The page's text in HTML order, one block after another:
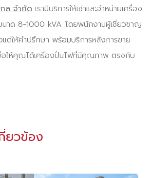
ล จำกัดเรามีบริการให้เช่าและจำหน่ายเครื่อง
นาด 8-1000 kVA โดยพนักงานผู้เชี่ยวชาญ
ต่ให้คำปรึกษา พร้อมบริการหลังการขาย
อให้คุณได้เครื่องปั่นไฟที่มีคุณภาพ ตรงกับ
ยวข้อง